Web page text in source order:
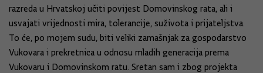
razreda u Hrvatskoj učiti povijest Domovinskog rata, ali i
usvajati vrijednosti mira, tolerancije, suživota i prijateljstva.
To će, po mojem sudu, biti veliki zamašnjak za gospodarstvo
Vukovara i prekretnica u odnosu mladih generacija prema
Vukovaru i Domovinskom ratu. Sretan sam i zbog projekta